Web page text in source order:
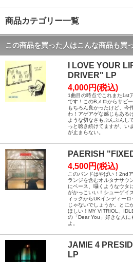
商品カテゴリー一覧
この商品を買った人はこんな商品も買
I LOVE YOUR
DRIVER" LP
4,000円(税込)
1曲目の時点でこれまた1st
です！このBメロからサビ
もちろん良かったけど、今
わ！アゲアゲな感じもある
ような切なさもぷんぷんし
っと聴き続けてますが、い
が止まらない。
PAERISH
4,500円(税込)
このバンドはやばい！2nd
ランジを含むオルタナサウ
にベース、囁くようなウタ
がかっこいい！シューゲイ
ィックからUKインディー
じゃないでしょうか。とに
ほしい！MY VITRIOL、
の「Dear You」好きな人に
よ。
JAMIE 4
LP